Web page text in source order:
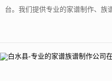
台。我们提供专业的家谱制作、族